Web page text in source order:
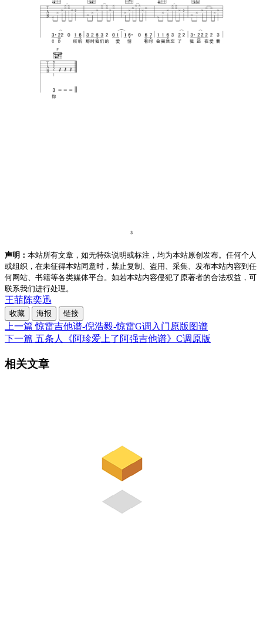
声明： 本站所有文章，如无特殊说明或标注，均为本站原创发布。任何个人
或组织，在未征得本站同意时，禁止复制、盗用、采集、发布本站内容到任
何网站、书籍等各类媒体平台。如若本站内容侵犯了原著者的合法权益，可
联系我们进行处理。
王菲陈奕迅
收藏 海报 链接
上一篇 惊雷吉他谱-倪浩毅-惊雷G调入门原版图谱
下一篇 五条人《阿珍爱上了阿强吉他谱》C调原版
相关文章